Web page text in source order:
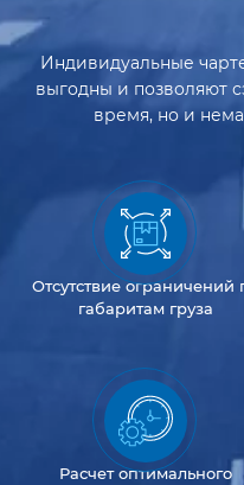
Индивидуальные
выгодны и позволяют
время, но и
Отсутствиеограничений
габаритам груза
Расчет оптимального